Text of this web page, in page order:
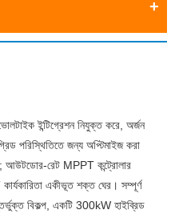
ইন্টিগ্রেশন নিযুক্ত করে, অর্জন
পরিস্থিতিতে জন্য অপ্টিমাইজ করা
আউটডোর-রেট MPPT কন্ট্রোলার
একীভূত শক্ত ঘের। সম্পূর্ণ
বিকল্প, একটি 300kW হাইব্রিড